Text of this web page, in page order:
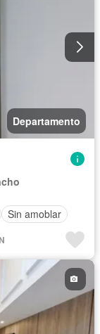
Departamento
Sin amoblar